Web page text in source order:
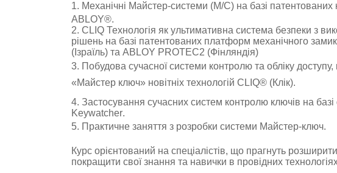
1. Механічні Майстер-системи (M/C) на базі п
ABLOY®.
2. CLIQ Технологія як ультимативна система безпеки з
рішень на базі патентованих платформ механічного
(Ізраїль) та ABLOY PROTEC2 (Фінляндія)
3. Побудова сучасної системи контролю та обліку
«Майстер ключ» новітніх технологій CLIQ® (Клік).
4. Застосування сучасних систем контролю ключів на
Keywatcher.
5. Практичне заняття з розробки системи Майстер-ключ.
Курс орієнтований на спеціалістів, що прагнуть
покращити свої знання та навички в провідних